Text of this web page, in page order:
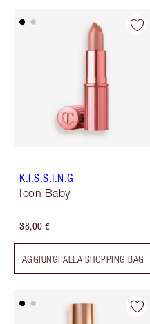
K.I.S.S.I.N.G
Icon Baby
38,00 €
AGGIUNGI ALLA SHOPPING BAG